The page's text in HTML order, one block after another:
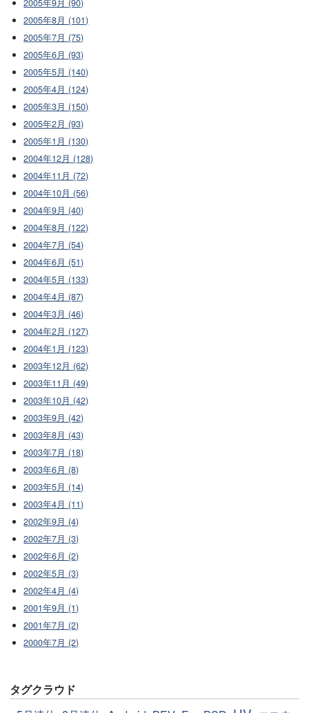
2005年9月 (90)
2005年8月 (101)
2005年7月 (75)
2005年6月 (93)
2005年5月 (140)
2005年4月 (124)
2005年3月 (150)
2005年2月 (93)
2005年1月 (130)
2004年12月 (128)
2004年11月 (72)
2004年10月 (56)
2004年9月 (40)
2004年8月 (122)
2004年7月 (54)
2004年6月 (51)
2004年5月 (133)
2004年4月 (87)
2004年3月 (46)
2004年2月 (127)
2004年1月 (123)
2003年12月 (62)
2003年11月 (49)
2003年10月 (42)
2003年9月 (42)
2003年8月 (43)
2003年7月 (18)
2003年6月 (8)
2003年5月 (14)
2003年4月 (11)
2002年9月 (4)
2002年7月 (3)
2002年6月 (2)
2002年5月 (3)
2002年4月 (4)
2001年9月 (1)
2001年7月 (2)
2000年7月 (2)
タグクラウド